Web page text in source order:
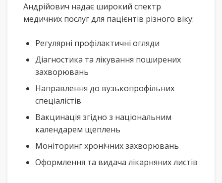
Андрійович надає широкий спектр
медичних послуг для пацієнтів різного віку:
Регулярні профілактичні огляди
Діагностика та лікування поширених
захворювань
Направлення до вузькопрофільних
спеціалістів
Вакцинація згідно з національним
календарем щеплень
Моніторинг хронічних захворювань
Оформлення та видача лікарняних листів